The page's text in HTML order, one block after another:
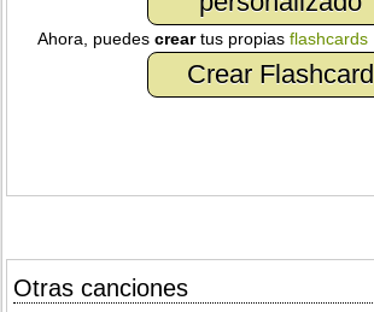
Ahora, puedescreartus propiasflashcards
Crear Flashcard
Otras canciones